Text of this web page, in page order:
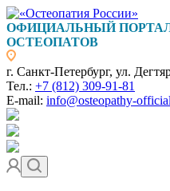
ОФИЦИАЛЬНЫЙ
ОСТЕОПАТОВ
г. Санкт-Петербург, ул.
Тел.: +7 (812) 309-91-81
E-mail: info@osteopathy-